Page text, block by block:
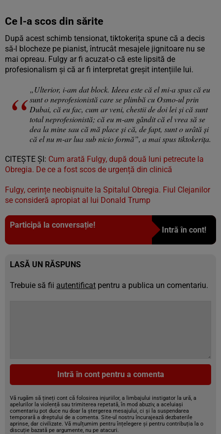
Ce l-a scos din sărite
După acest schimb tensionat, tiktokerița spune că a decis
să-l blocheze pe pianist, întrucât mesajele jignitoare nu se
mai opreau. Fulgy ar fi acuzat-o că este lipsită de
profesionalism și că ar fi interpretat greșit intențiile lui.
„Ulterior, i-am dat block. Ideea este că el mi-a spus că eu
sunt o neprofesionistă care se plimbă cu Osmo-ul prin
Dubai, că eu fac, cum ar veni, chestii de doi lei și că sunt
total neprofesionistă; că eu m-am gândit că el vrea să se
dea la mine sau că mă place și că, de fapt, sunt o urâtă și
că el nu m-ar lua sub nicio formă”, a mai spus tiktokerița.
CITEŞTE ŞI: Cum arată Fulgy, după două luni petrecute la
Obregia. De ce a fost scos de urgență din clinică
Fulgy, cerințe neobișnuite la Spitalul Obregia. Fiul Clejanilor
se consideră apropiat al lui Donald Trump
Participă la conversație!
Intră în cont!
LASĂ UN RĂSPUNS
Trebuie să fii autentificat pentru a publica un comentariu.
Intră în cont pentru a comenta
Vă rugăm să țineți cont că folosirea injuriilor, a limbajului instigator la ură, a
apelurilor la violență sau trimiterea repetată, în mod abuziv, a aceluiași
comentariu pot duce nu doar la ștergerea mesajului, ci și la suspendarea
temporară a dreptului de a comenta. Site-ul nostru încurajează dezbaterile
aprinse, dar civilizate. Vă mulțumim pentru înțelegere și pentru contribuția la o
discuție bazată pe argumente, nu pe atacuri.